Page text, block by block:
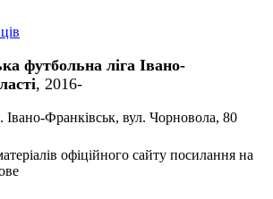
футбольна ліга Івано-
, 2016-
Івано-Франківськ, вул. Чорновола, 80
офіційного сайту посилання на